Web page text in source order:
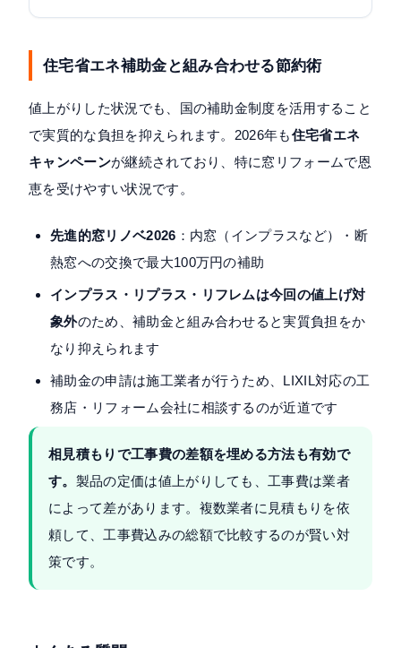
住宅省エネ補助金と組み合わせる節約術
値上がりした状況でも、国の補助金制度を活用すること
で実質的な負担を抑えられます。2026年も住宅省エネ
キャンペーンが継続されており、特に窓リフォームで恩
恵を受けやすい状況です。
先進的窓リノベ2026 ：内窓（インプラスなど）・断
熱窓への交換で最大100万円の補助
インプラス・リプラス・リフレムは今回の値上げ対
象外のため、補助金と組み合わせると実質負担をか
なり抑えられます
補助金の申請は施工業者が行うため、LIXIL対応の工
務店・リフォーム会社に相談するのが近道です
相見積もりで工事費の差額を埋める方法も有効で
す。 製品の定価は値上がりしても、工事費は業者
によって差があります。複数業者に見積もりを依
頼して、工事費込みの総額で比較するのが賢い対
策です。